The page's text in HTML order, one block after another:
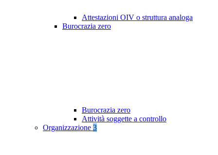
Attestazioni OIV o struttura analoga
Burocrazia zero
Burocrazia zero
Attività soggette a controllo
Organizzazione 3